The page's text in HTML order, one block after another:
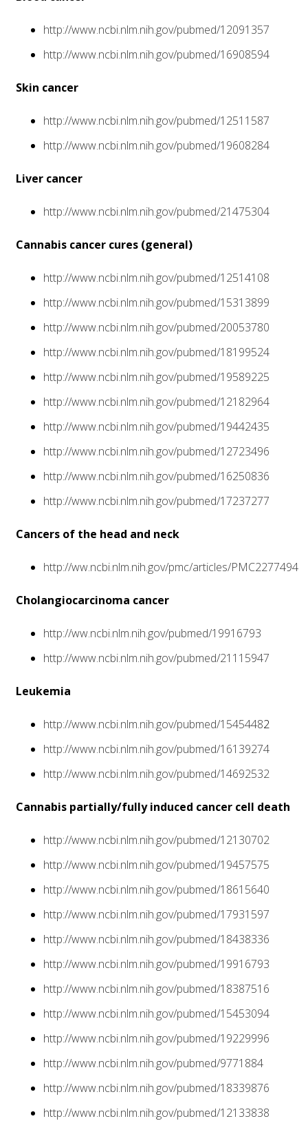
http://www.ncbi.nlm.nih.gov/pubmed/12091357
http://www.ncbi.nlm.nih.gov/pubmed/16908594
Skin cancer
http://www.ncbi.nlm.nih.gov/pubmed/12511587
http://www.ncbi.nlm.nih.gov/pubmed/19608284
Liver cancer
http://www.ncbi.nlm.nih.gov/pubmed/21475304
Cannabis cancer cures (general)
http://www.ncbi.nlm.nih.gov/pubmed/12514108
http://www.ncbi.nlm.nih.gov/pubmed/15313899
http://www.ncbi.nlm.nih.gov/pubmed/20053780
http://www.ncbi.nlm.nih.gov/pubmed/18199524
http://www.ncbi.nlm.nih.gov/pubmed/19589225
http://www.ncbi.nlm.nih.gov/pubmed/12182964
http://www.ncbi.nlm.nih.gov/pubmed/19442435
http://www.ncbi.nlm.nih.gov/pubmed/12723496
http://www.ncbi.nlm.nih.gov/pubmed/16250836
http://www.ncbi.nlm.nih.gov/pubmed/17237277
Cancers of the head and neck
http://ww.ncbi.nlm.nih.gov/pmc/articles/PMC2277494
Cholangiocarcinoma cancer
http://ww.ncbi.nlm.nih.gov/pubmed/19916793
http://www.ncbi.nlm.nih.gov/pubmed/21115947
Leukemia
http://www.ncbi.nlm.nih.gov/pubmed/15454482
http://www.ncbi.nlm.nih.gov/pubmed/16139274
http://www.ncbi.nlm.nih.gov/pubmed/14692532
Cannabis partially/fully induced cancer cell death
http://www.ncbi.nlm.nih.gov/pubmed/12130702
http://www.ncbi.nlm.nih.gov/pubmed/19457575
http://www.ncbi.nlm.nih.gov/pubmed/18615640
http://www.ncbi.nlm.nih.gov/pubmed/17931597
http://www.ncbi.nlm.nih.gov/pubmed/18438336
http://www.ncbi.nlm.nih.gov/pubmed/19916793
http://www.ncbi.nlm.nih.gov/pubmed/18387516
http://www.ncbi.nlm.nih.gov/pubmed/15453094
http://www.ncbi.nlm.nih.gov/pubmed/19229996
http://www.ncbi.nlm.nih.gov/pubmed/9771884
http://www.ncbi.nlm.nih.gov/pubmed/18339876
http://www.ncbi.nlm.nih.gov/pubmed/12133838